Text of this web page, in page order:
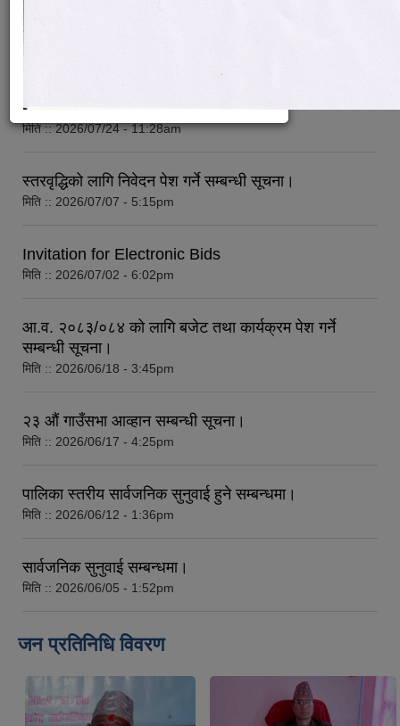
विधायन समिति निर्णयहरु
आर्थिक विकास समिति निर्णय
पूर्वाधार विकास समिति निर्णय
गरिएको सम्बन्धी सूचना।
मिति ::
आर्थिक वर्ष २०८३/०८४ को लागि मौजुदा सूचीमा सूचिकृत हुने
सम्बन्धी अत्यन्त जरुरी सूचना
मिति ::2026/07/24 - 11:28am
स्तरवृद्धिको लागि निवेदन पेश गर्ने सम्बन्धी सूचना।
मिति :: 2026/07/07 - 5:15pm
Invitation for Electronic Bids
मिति :: 2026/07/02 - 6:02pm
आ.व. २०८३/०८४ को लागि बजेट तथा कार्यक्रम पेश गर्ने
सम्बन्धी सूचना।
मिति :: 2026/06/18 - 3:45pm
२३ औं गाउँसभा आव्हान सम्बन्धी सूचना।
मिति :: 2026/06/17 - 4:25pm
पालिका स्तरीय सार्वजनिक सुनुवाई हुने सम्बन्धमा।
मिति :: 2026/06/12 - 1:36pm
सार्वजनिक सुनुवाई सम्बन्धमा।
मिति :: 2026/06/05 - 1:52pm
जन प्रतिनिधि विवरण